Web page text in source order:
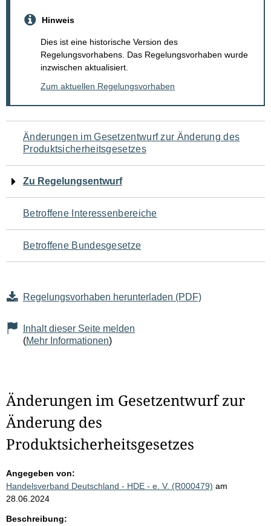
Hinweis
Dies ist eine historische Version des
Regelungsvorhabens. Das Regelungsvorhaben wurde
inzwischen aktualisiert.
Zum aktuellen Regelungsvorhaben
Navigation
für
den
Seiteninhalt
Änderungen im Gesetzentwurf zur Änderung des
Produktsicherheitsgesetzes
Zu Regelungsentwurf
Betroffene Interessenbereiche
Betroffene Bundesgesetze
Regelungsvorhaben herunterladen (PDF)
Inhalt dieser Seite melden
(Mehr Informationen)
Änderungen im Gesetzentwurf zur
Änderung des
Produktsicherheitsgesetzes
Angegeben von:
Handelsverband Deutschland - HDE - e. V. (R000479) am
28.06.2024
Beschreibung: